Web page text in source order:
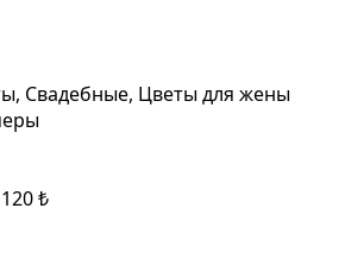
Свадебные, Цветы для жены
₺